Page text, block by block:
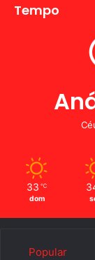
Tempo
33 ℃
dom
Popular